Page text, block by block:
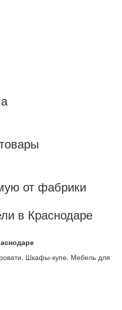
от фабрики
в Краснодаре
Шкафы-купе. Мебель для